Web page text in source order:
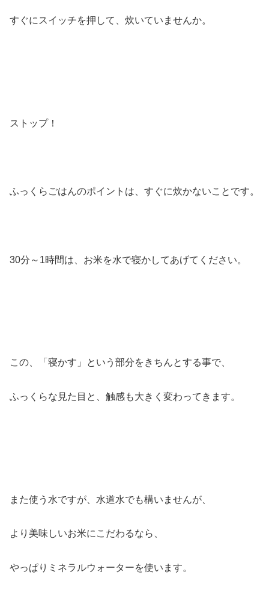
すぐにスイッチを押して、炊いていませんか。
ストップ！
ふっくらごはんのポイントは、すぐに炊かないことです。
30分～1時間は、お米を水で寝かしてあげてください。
この、「寝かす」という部分をきちんとする事で、
ふっくらな見た目と、触感も大きく変わってきます。
また使う水ですが、水道水でも構いませんが、
より美味しいお米にこだわるなら、
やっぱりミネラルウォーターを使います。